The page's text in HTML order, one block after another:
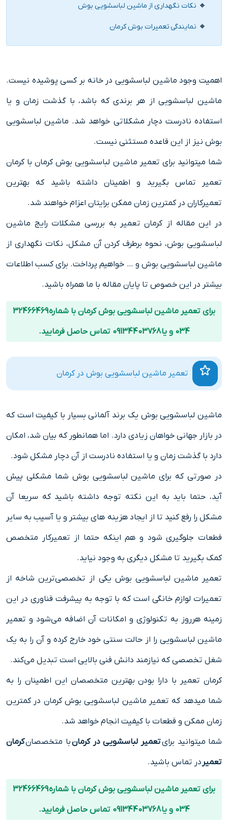
نکات نگهداری از ماشین لباسشویی بوش
نمایندگی تعمیرات بوش کرمان
اهمیت وجود ماشین لباسشویی در خانه بر کسی پوشیده نیست.
ماشین لباسشویی از هر برندی که باشد، با گذشت زمان و یا
استفاده نادرست دچار مشکلاتی خواهد شد. ماشین لباسشویی
بوش نیز از این قاعده مستثنی نیست.
شما میتوانید برای تعمیر ماشین لباسشویی بوش کرمان با کرمان
تعمیر تماس بگیرید و اطمینان داشته باشید که بهترین
تعمیرکاران در کمترین زمان ممکن برایتان اعزام خواهند شد.
در این مقاله از کرمان تعمیر به بررسی مشکلات رایج ماشین
لباسشویی بوش، نحوه برطرف کردن آن مشکل، نکات نگهداری از
ماشین لباسشویی بوش و … خواهیم پرداخت. برای کسب اطلاعات
بیشتر در این خصوص تا پایان مقاله با ما همراه باشید.
برای تعمیر ماشین لباسشویی بوش کرمان با شماره 32466469
034 و یا 09134403768 تماس حاصل فرمایید.
تعمیر ماشین لباسشویی بوش در کرمان
ماشین لباسشویی بوش یک برند آلمانی بسیار با کیفیت است که
در بازار جهانی خواهان زیادی دارد. اما همانطور که بیان شد، امکان
دارد با گذشت زمان و یا استفاده نادرست از آن دچار مشکل شود.
در صورتی که برای ماشین لباسشویی بوش شما مشکلی پیش
آید، حتما باید به این نکته توجه داشته باشید که سریعا آن
مشکل را رفع کنید تا از ایجاد هزینه های بیشتر و یا آسیب به سایر
قطعات جلوگیری شود و هم اینکه حتما از تعمیرکار متخصص
کمک بگیرید تا مشکل دیگری به وجود نیاید.
تعمیر ماشین لباسشویی بوش یکی از تخصصی‌ترین شاخه از
تعمیرات لوازم ‌خانگی است که با توجه به پیشرفت فناوری در این
زمینه هرروز به تکنولوژی و امکانات آن اضافه می‌شود و تعمیر
ماشین لباسشویی را از حالت سنتی خود خارج کرده و آن را به یک
شغل تخصصی که نیازمند دانش فنی بالایی است تبدیل می‌کند.
کرمان تعمیر با دارا بودن بهترین متخصصان این اطمینان را به
شما میدهد که تعمیر ماشین لباسشویی بوش کرمان در کمترین
زمان ممکن و قطعات با کیفیت انجام خواهد شد.
شما میتوانید برایتعمیر لباسشویی در کرمانبا متخصصانکرمان
تعمیر در تماس باشید.
برای تعمیر ماشین لباسشویی بوش کرمان با شماره 32466469
034 و یا 09134403768 تماس حاصل فرمایید.